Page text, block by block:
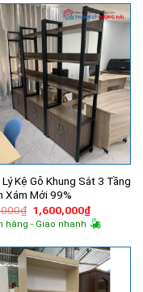
Lý Kệ Gỗ Khung Sắt 3 Tầng
Xám Mới 99%
₫ Giá
gốc
là:
1,600,000₫Giá
hiện
tại
hàng - Giao nhanh